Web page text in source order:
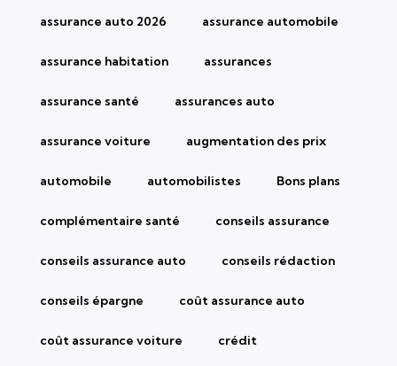
assurance auto 2026 assurance automobile
assurance habitation assurances
assurance santé assurances auto
assurance voiture augmentation des prix
automobile automobilistes Bons plans
complémentaire santé conseils assurance
conseils assurance auto conseils rédaction
conseils épargne coût assurance auto
coût assurance voiture crédit